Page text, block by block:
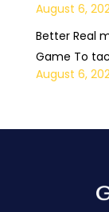
August 6,
Better Real
Game To
August 6,